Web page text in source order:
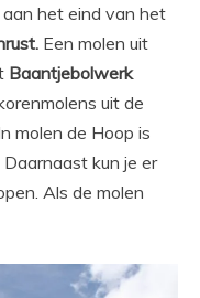
het eind van het
Een molen uit
Baantjebolwerk
uit de
molen de Hoop is
kun je er
Als de molen